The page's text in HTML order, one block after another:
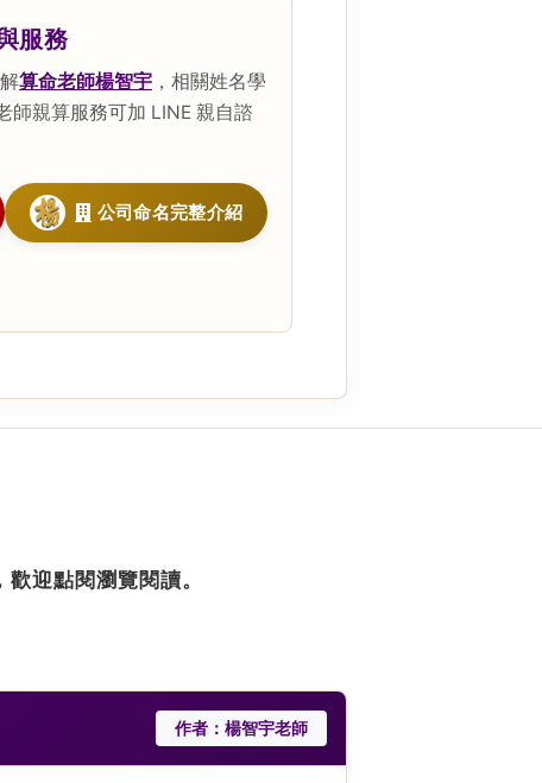
服務
算命老師楊智宇 ，相關姓名學
師親算服務可加 LINE 親自諮
公司命名完整介紹
迎點閱瀏覽閱讀。
作者：楊智宇老師